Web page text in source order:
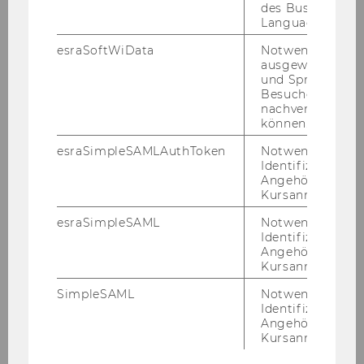
Ihre Schu­le/Klas­se beim Chan­
ge­ma­ker Markt­tag 2027:
Sie sind LEH­RER:IN - EL­TERN­TEIL - DI­REK­
des Business
Language
esraSoftWiData
Notwendig um
ausgewählte
und
Besuchers
nachverfolgen
können.
esraSimpleSAMLAuthToken
Notwendig zur
Identifizierung
Angehörige/r für
Kursanmeldung.
esraSimpleSAML
Notwendig zur
Identifizierung
Angehörige/r für
Kursanmeldung.
SimpleSAML
Notwendig zur
Identifizierung
Angehörige/r für
Kursanmeldung.